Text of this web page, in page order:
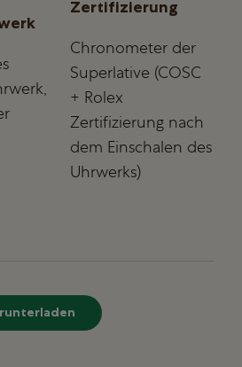
Zertifizierung
Chronometer der
Superlative (COSC
+ Rolex
Zertifizierung nach
dem Einschalen des
Uhrwerks)